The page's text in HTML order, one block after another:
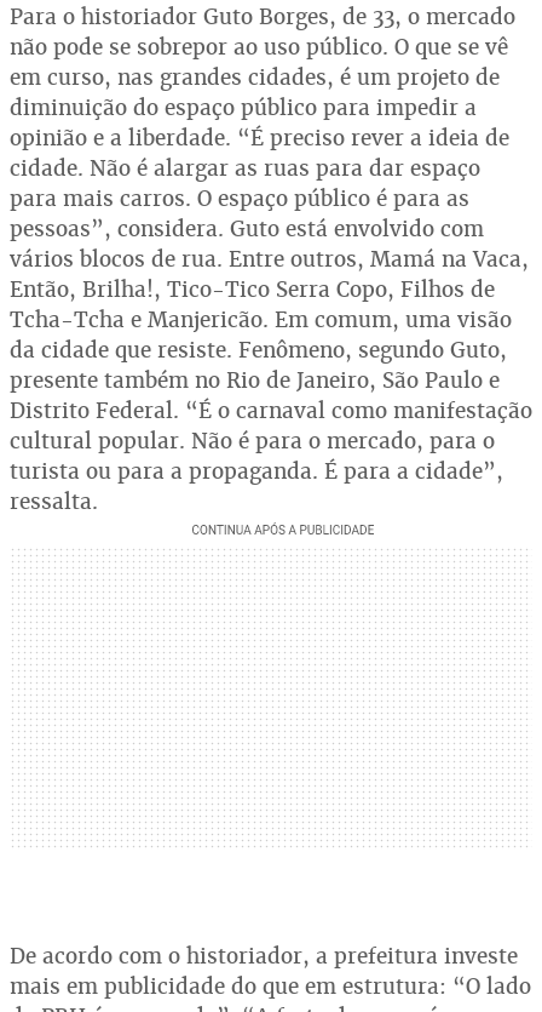
Para o historiador Guto Borges, de 33, o mercado
não pode se sobrepor ao uso público. O que se vê
em curso, nas grandes cidades, é um projeto de
diminuição do espaço público para impedir a
opinião e a liberdade. “É preciso rever a ideia de
cidade. Não é alargar as ruas para dar espaço
para mais carros. O espaço público é para as
pessoas”, considera. Guto está envolvido com
vários blocos de rua. Entre outros, Mamá na Vaca,
Então, Brilha!, Tico-Tico Serra Copo, Filhos de
Tcha-Tcha e Manjericão. Em comum, uma visão
da cidade que resiste. Fenômeno, segundo Guto,
presente também no Rio de Janeiro, São Paulo e
Distrito Federal. “É o carnaval como manifestação
cultural popular. Não é para o mercado, para o
turista ou para a propaganda. É para a cidade”,
ressalta.
De acordo com o historiador, a prefeitura investe
mais em publicidade do que em estrutura: “O lado